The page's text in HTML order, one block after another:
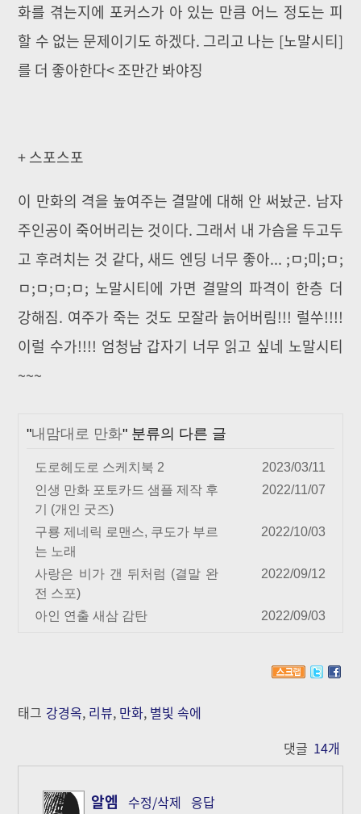
화를 겪는지에 포커스가 아 있는 만큼 어느 정도는 피
할 수 없는 문제이기도 하겠다. 그리고 나는 [노말시티]
를 더 좋아한다< 조만간 봐야징
+ 스포스포
이 만화의 격을 높여주는 결말에 대해 안 써놨군. 남자
주인공이 죽어버리는 것이다. 그래서 내 가슴을 두고두
고 후려치는 것 같다, 새드 엔딩 너무 좋아... ;ㅁ;미;ㅁ;
ㅁ;ㅁ;ㅁ;ㅁ; 노말시티에 가면 결말의 파격이 한층 더
강해짐. 여주가 죽는 것도 모잘라 늙어버림!!! 럴쑤!!!!
이럴 수가!!!! 엄청남 갑자기 너무 읽고 싶네 노말시티
~~~
"내맘대로 만화" 분류의 다른 글
도로헤도로 스케치북 2
2023/03/11
인생 만화 포토카드 샘플 제작 후
기 (개인 굿즈)
2022/11/07
구룡 제네릭 로맨스, 쿠도가 부르
는 노래
2022/10/03
사랑은 비가 갠 뒤처럼 (결말 완
전 스포)
2022/09/12
아인 연출 새삼 감탄 2022/09/03
태그 강경옥, 리뷰, 만화, 별빛 속에
댓글 14개
알엠 수정/삭제 응답